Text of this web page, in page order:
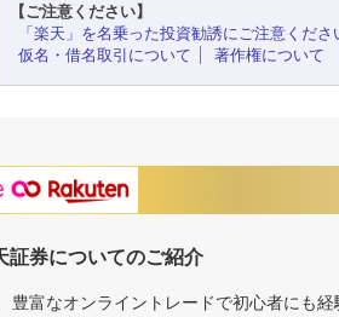
【ご注意ください】
「楽天」を名乗った投資勧誘にご注意くださ
仮名・借名取引について
著作権について
証券についてのご紹介
豊富なオンライントレードで初心者にも